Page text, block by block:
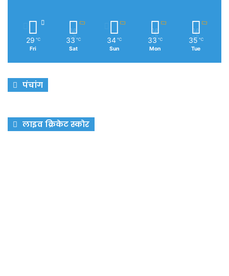
29 ℃
Fri
33 ℃
Sat
34 ℃
Sun
33 ℃
Mon
35 ℃
Tue
पंचांग
लाइव क्रिकेट स्कोर